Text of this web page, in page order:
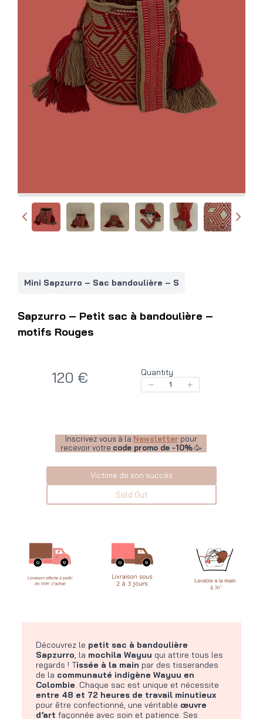
Mini Sapzurro – Sac bandoulière – S
Sapzurro – Petit sac à bandoulière –
motifs Rouges
N
120 € Quantity
Inscrivez vous à la Newsletter pour
recevoir votre code promo de -10%🥳
Victime de son succès
Sold Out
Découvrez le petit sac à bandoulière
Sapzurro, la mochila Wayuu qui attire tous les
regards ! Tissée à la main par des tisserandes
de la communauté indigène Wayuu en
Colombie. Chaque sac est unique et nécessite
entre 48 et 72 heures de travail minutieux
pour être confectionné, une véritable œuvre
d’art façonnée avec soin et patience. Ses